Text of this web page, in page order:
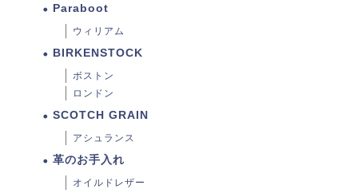
Paraboot
ウィリアム
BIRKENSTOCK
ボストン
ロンドン
SCOTCH GRAIN
アシュランス
革のお手入れ
オイルドレザー